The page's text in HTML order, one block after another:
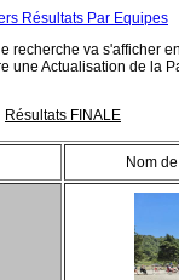
Résultats Par Equipes
recherche va s'afficher
une Actualisation de la
Résultats FINALE
Nom